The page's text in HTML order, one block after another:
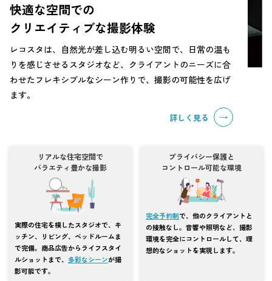
快適な空間での
クリエイティブな撮影体験
レコスタは、自然光が差し込む明るい空間で、日常の温も
りを感じさせるスタジオなど、クライアントのニーズに合
わせたフレキシブルなシーン作りで、撮影の可能性を広げ
ます。
詳しく見る
リアルな住宅空間で
バラエティ豊かな撮影
実際の住宅を模したスタジオで、キ
ッチン、リビング、ベッドルームま
で完備。商品広告からライフスタイ
ルショットまで、 多彩なシーンが撮
影可能です。
プライバシー保護と
コントロール可能な環境
完全予約制で、他のクライアントと
の接触なし。音響や照明など、撮影
環境を完全にコントロールして、理
想的なショットを実現します。